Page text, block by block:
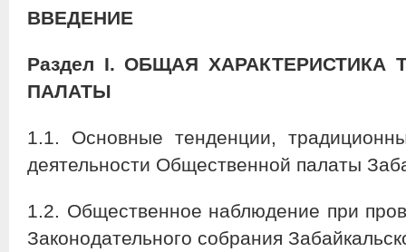
ВВЕДЕНИЕ
Раздел I. ОБЩАЯ ХАРАКТЕРИСТИКА
ПАЛАТЫ
1.1. Основные тенденции,
деятельности Общественной палаты
1.2. Общественное наблюдение при
Законодательного собрания